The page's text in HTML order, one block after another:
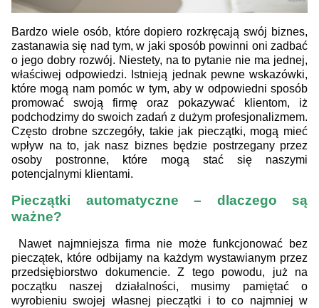
Bardzo wiele osób, które dopiero rozkręcają swój biznes,
zastanawia się nad tym, w jaki sposób powinni oni zadbać
o jego dobry rozwój. Niestety, na to pytanie nie ma jednej,
właściwej odpowiedzi. Istnieją jednak pewne wskazówki,
które mogą nam pomóc w tym, aby w odpowiedni sposób
promować swoją firmę oraz pokazywać klientom, iż
podchodzimy do swoich zadań z dużym profesjonalizmem.
Często drobne szczegóły, takie jak pieczątki, mogą mieć
wpływ na to, jak nasz biznes będzie postrzegany przez
osoby postronne, które mogą stać się naszymi
potencjalnymi klientami.
Pieczątki automatyczne – dlaczego są
ważne?
Nawet najmniejsza firma nie może funkcjonować bez
pieczątek, które odbijamy na każdym wystawianym przez
przedsiębiorstwo dokumencie. Z tego powodu, już na
początku naszej działalności, musimy pamiętać o
wyrobieniu swojej własnej pieczątki i to co najmniej w